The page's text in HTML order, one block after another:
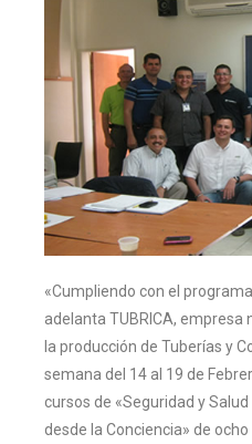
«Cumpliendo con el
adelanta TUBRICA, empresa
la producción de Tuberías y
semana del 14 al 19 de
cursos de «Seguridad y
desde la Conciencia» de